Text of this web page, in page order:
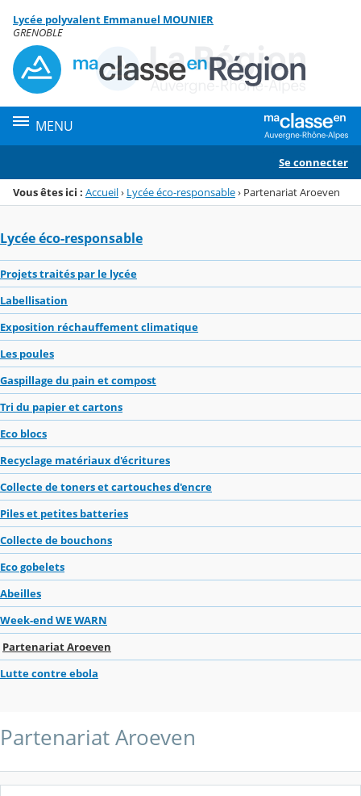
Menu de la rubrique
Contenu
Lycée polyvalent Emmanuel MOUNIER
GRENOBLE
MENU
Se connecter
Vous êtes ici : Accueil› Lycée éco-responsable› Partenariat Aroeven
Lycée éco-responsable
Projets traités par le lycée
Labellisation
Exposition réchauffement climatique
Les poules
Gaspillage du pain et compost
Tri du papier et cartons
Eco blocs
Recyclage matériaux d'écritures
Collecte de toners et cartouches d'encre
Piles et petites batteries
Collecte de bouchons
Eco gobelets
Abeilles
Week-end WE WARN
Partenariat Aroeven
Lutte contre ebola
Partenariat Aroeven